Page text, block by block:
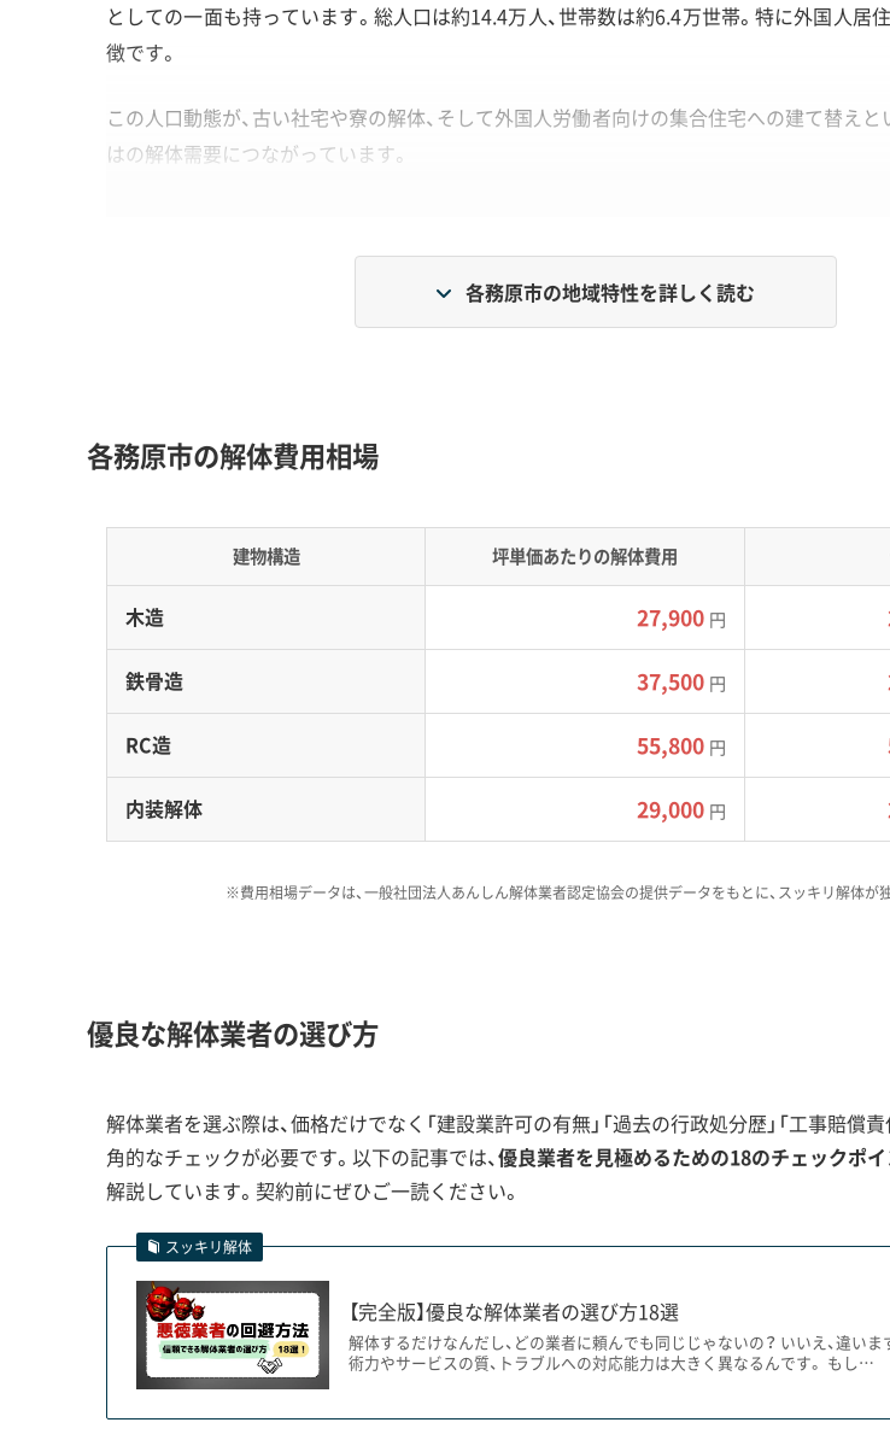
としての一面も持っています。総人口は約14.4万人、世帯数は約6.4万世帯。特に外国人居
徴です。
この人口動態が、古い社宅や寮の解体、そして外国人労働者向けの集合住宅への建て替えと
はの解体需要につながっています。
地形・道路事情と解体費用の傾向
地形の特徴： 市域の大部分を占める各務原台地、特に東部の鵜沼地区には「黒ボク土」と
期は重機の作業効率が落ちてしまいます。加えて、冬場は「伊吹おろし」と呼ばれる強風
道路事情：
市内の交通は、東西に延びる国道21号に大きく頼っています。特に三ツ池町
通勤ラッシュ時に激しい渋滞が起こります。
費用への影響：黒ボク土が分布するエリアでは、重機がぬかるみにはまらないよう地面
生した土の処分費が通常より高くなる傾向にあります。また、航空自衛隊岐阜基地に隣接
は、航空法による高さ制限に注意が必要です。クレーン作業が制限されたり、役所への
ったりするため、工期と費用に影響が出ることがあります。
した。このエリアの工事を依頼するなら、必ず同様の施工実績がある業者
を選ぶようにしてください。
中山道鵜沼宿の歴史的景観がもたらす解体工事の制約
中山道鵜沼宿エリアでは、景観を守るための厳しい高さ・デザイン規制と、昔ながらの狭
事は費用が高く、工期も長くなる傾向があります。
市の東部にある中山道鵜沼宿は「重点風景地区」に指定されており、解体や新築には非常に
各務原市の地域特性を詳しく読む
各務原市の解体費用相場
建物構造 坪単価あたりの解体費用
木造 27,900 円
鉄骨造 37,500 円
RC造 55,800 円
内装解体 29,000 円
※費用相場データは、一般社団法人あんしん解体業者認定協会の提供データをもとに、スッキリ解体が
優良な解体業者の選び方
解体業者を選ぶ際は、価格だけでなく「建設業許可の有無」「過去の行政処分歴」「工事賠償
角的なチェックが必要です。以下の記事では、優良業者を見極めるための18のチェックポイ
解説しています。契約前にぜひご一読ください。
スッキリ解体
【完全版】優良な解体業者の選び方18選
解体するだけなんだし、どの業者に頼んでも同じじゃないの？ いいえ、違い
術力やサービスの質、トラブルへの対応能力は大きく異なるんです。 もし…